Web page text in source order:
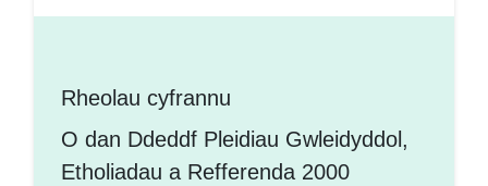
Rheolau cyfrannu
O dan Ddeddf Pleidiau Gwleidyddol,
Etholiadau a Refferenda 2000